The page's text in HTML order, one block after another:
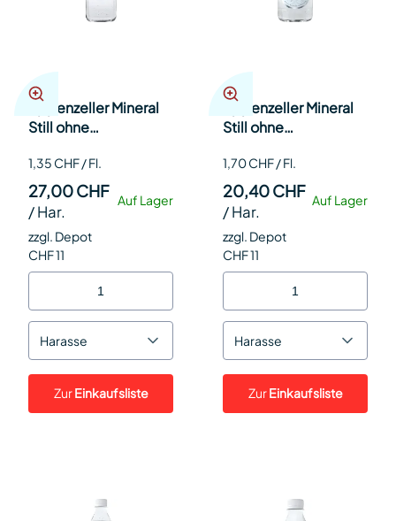
Appenzeller Mineral
Still ohne
20
1,35 CHF / Fl.
Auf Lager
27,00 CHF
/Har.
zzgl. Depot
CHF 11
Harasse
ZurEinkaufsliste
Appenzeller Mineral
Still ohne
12
1,70 CHF / Fl.
Auf Lager
20,40 CHF
/Har.
zzgl. Depot
CHF 11
Harasse
ZurEinkaufsliste